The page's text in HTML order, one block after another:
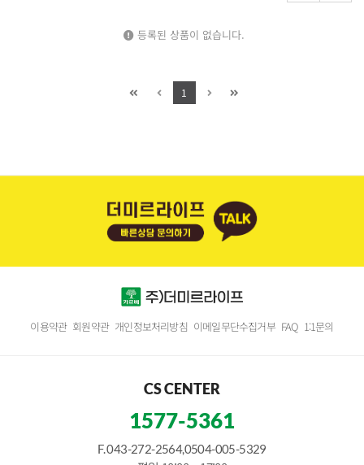
등록된 상품이 없습니다.
1
이용약관 회원약관 개인정보처리방침 이메일무단수집거부 FAQ 1:1문의
CS CENTER
1577-5361
F. 043-272-2564,0504-005-5329